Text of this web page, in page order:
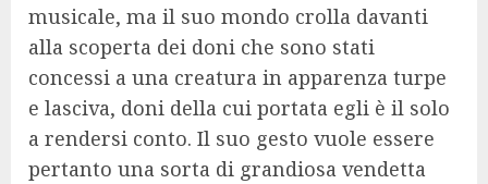
musicale, ma il suo mondo crolla davanti
alla scoperta dei doni che sono stati
concessi a una creatura in apparenza turpe
e lasciva, doni della cui portata egli è il solo
a rendersi conto. Il suo gesto vuole essere
pertanto una sorta di grandiosa vendetta